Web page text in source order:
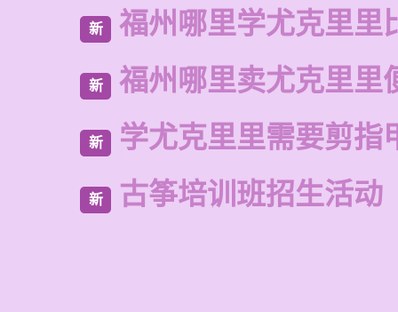
新 福州哪里学尤克里里
新 福州哪里卖尤克里里
新 学尤克里里需要剪指
新 古筝培训班招生活动